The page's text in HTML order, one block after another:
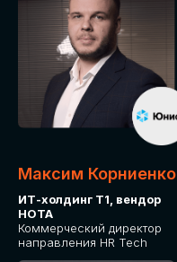
Максим Корниенко
ИТ-холдинг Т1, вендор
НОТА
Коммерческий директор
направления HR Tech